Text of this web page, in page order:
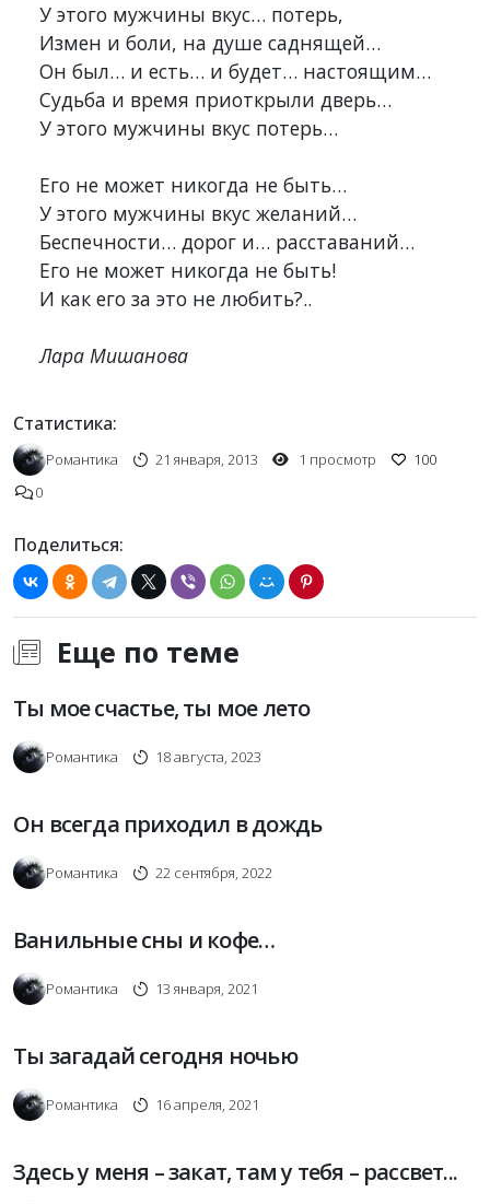
У этого мужчины вкус… потерь,
Измен и боли, на душе саднящей…
Он был… и есть… и будет… настоящим…
Судьба и время приоткрыли дверь…
У этого мужчины вкус потерь…
Его не может никогда не быть…
У этого мужчины вкус желаний…
Беспечности… дорог и… расставаний…
Его не может никогда не быть!
И как его за это не любить?..
Лара Мишанова
Статистика:
Романтика 21 января, 2013 1 просмотр
100
0
Поделиться:
Еще по теме
Ты мое счастье, ты мое лето
Романтика 18 августа, 2023
Он всегда приходил в дождь
Романтика 22 сентября, 2022
Ванильные сны и кофе…
Романтика 13 января, 2021
Ты загадай сегодня ночью
Романтика 16 апреля, 2021
Здесь у меня – закат, там у тебя – рассвет...